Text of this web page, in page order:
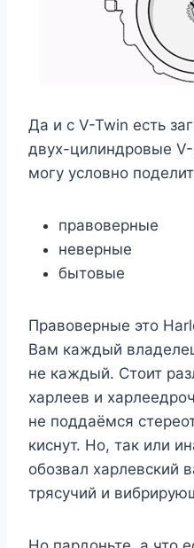
Да и с V-Twin есть
двух-цилиндровые
могу условно
правоверные
неверные
бытовые
Правоверные это
Вам каждый
не каждый. Стоит
харлеев и
не поддаёмся
киснут. Но, так или
обозвал харлевский
трясучий и